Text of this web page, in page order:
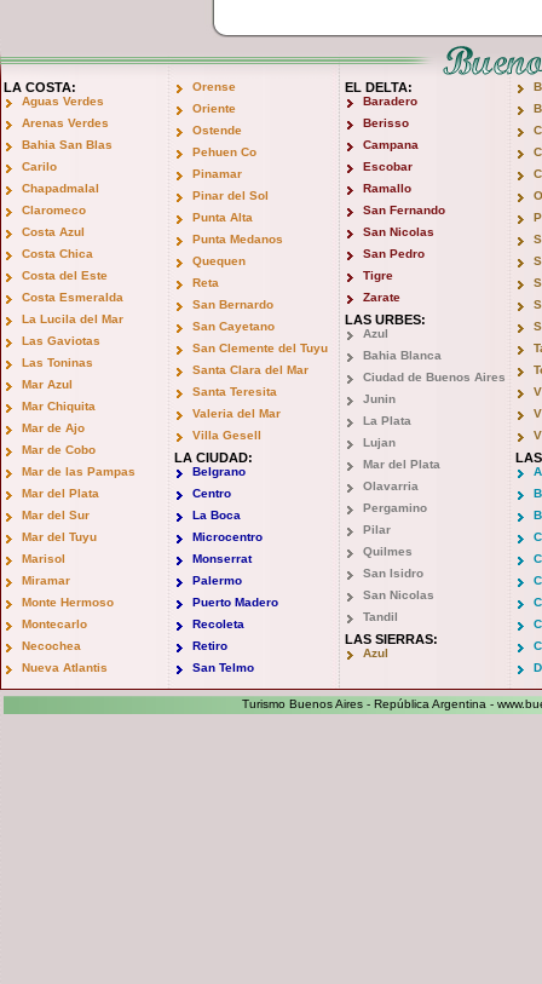
LA COSTA:
Aguas Verdes
Arenas Verdes
Bahia San Blas
Carilo
Chapadmalal
Claromeco
Costa Azul
Costa Chica
Costa del Este
Costa Esmeralda
La Lucila del Mar
Las Gaviotas
Las Toninas
Mar Azul
Mar Chiquita
Mar de Ajo
Mar de Cobo
Mar de las Pampas
Mar del Plata
Mar del Sur
Mar del Tuyu
Marisol
Miramar
Monte Hermoso
Montecarlo
Necochea
Nueva Atlantis
Orense
Oriente
Ostende
Pehuen Co
Pinamar
Pinar del Sol
Punta Alta
Punta Medanos
Quequen
Reta
San Bernardo
San Cayetano
San Clemente del Tuyu
Santa Clara del Mar
Santa Teresita
Valeria del Mar
Villa Gesell
LA CIUDAD:
Belgrano
Centro
La Boca
Microcentro
Monserrat
Palermo
Puerto Madero
Recoleta
Retiro
San Telmo
EL DELTA:
Baradero
Berisso
Campana
Escobar
Ramallo
San Fernando
San Nicolas
San Pedro
Tigre
Zarate
LAS URBES:
Azul
Bahia Blanca
Ciudad de Buenos Aires
Junin
La Plata
Lujan
Mar del Plata
Olavarria
Pergamino
Pilar
Quilmes
San Isidro
San Nicolas
Tandil
LAS SIERRAS:
Azul
Turismo Buenos Aires - República Argentina -